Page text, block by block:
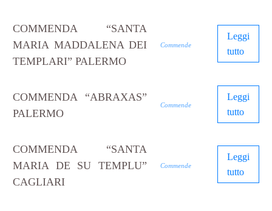
COMMENDA “SANTA
MARIA MADDALENA DEI
TEMPLARI” PALERMO
Commende
Leggi
tutto
COMMENDA “ABRAXAS”
PALERMO
Commende
Leggi
tutto
COMMENDA “SANTA
MARIA DE SU TEMPLU”
CAGLIARI
Commende
Leggi
tutto